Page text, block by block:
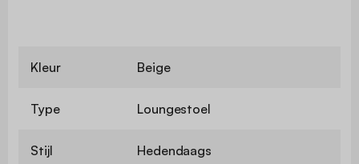
Kleur Beige
Type Loungestoel
Stijl Hedendaags